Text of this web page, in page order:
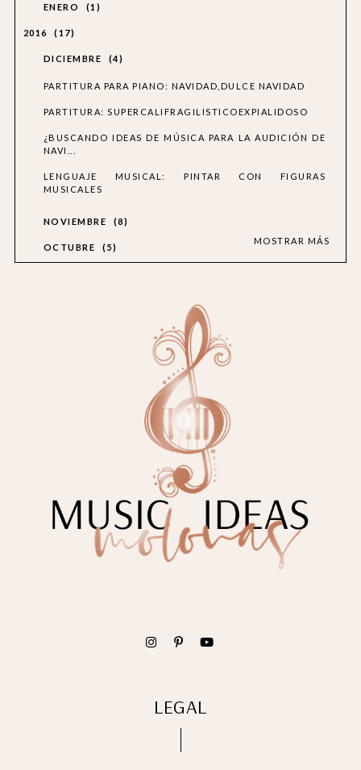
ENERO 1
2016 17
DICIEMBRE 4
PARTITURA PARA PIANO: NAVIDAD,DULCE NAVIDAD
PARTITURA: SUPERCALIFRAGILISTICOEXPIALIDOSO
¿BUSCANDO IDEAS DE MÚSICA PARA LA AUDICIÓN DE
NAVI...
LENGUAJE MUSICAL: PINTAR CON FIGURAS
MUSICALES
NOVIEMBRE 8
OCTUBRE 5
MOSTRAR MÁS
LEGAL